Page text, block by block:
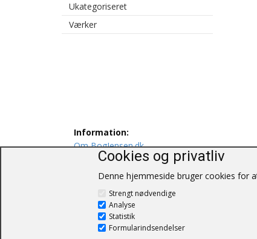
Ukategoriseret
Værker
Information:
Om BogJensen.dk
Levering
Persondatapolitik
Salgs og leveringsbetingelser
Kontakt os
Cookies og privatliv
Denne hjemmeside bruger cookies for
Strengt nødvendige
Analyse
Statistik
Formularindsendelser